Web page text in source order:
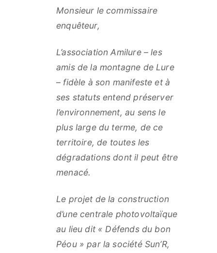
Monsieur le commissaire
enquêteur,
L’association Amilure – les
amis de la montagne de Lure
– fidèle à son manifeste et à
ses statuts entend préserver
l’environnement, au sens le
plus large du terme, de ce
territoire, de toutes les
dégradations dont il peut être
menacé.
Le projet de la construction
d’une centrale photovoltaïque
au lieu dit « Défends du bon
Péou » par la société Sun’R,